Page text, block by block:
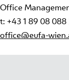
Office
t: +43 1 89 08 088
office@eufa-